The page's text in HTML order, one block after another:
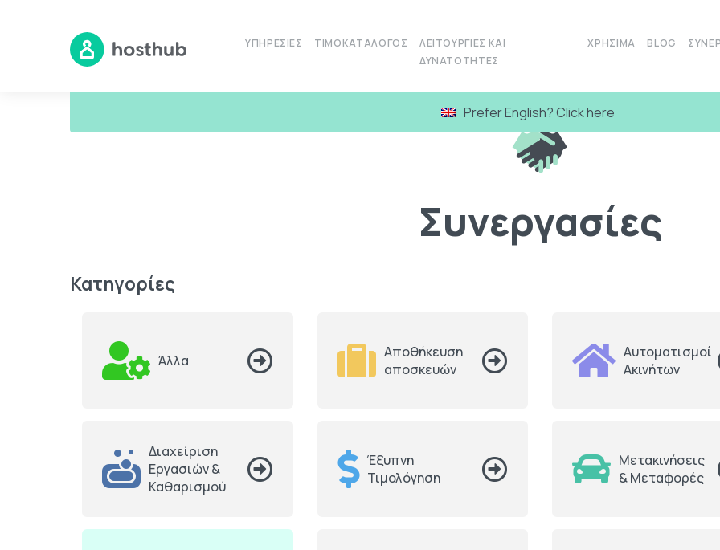
ΥΠΗΡΕΣΊΕΣ ΤΙΜΟΚΑΤΆΛΟΓΟΣ
ΛΕΙΤΟΥΡΓΊΕΣ ΚΑΙ
ΔΥΝΑΤΌΤΗΤΕΣ
ΧΡΉΣΙΜΑ BLOG
Prefer English? Click here
Συνεργασίες
Κατηγορίες
Άλλα
Αποθήκευση
αποσκευών
Αυτοματισμοί
Ακινήτων
Διαχείριση
Εργασιών &
Καθαρισμού
Έξυπνη
Τιμολόγηση
Μετακινήσεις
& Μεταφορές